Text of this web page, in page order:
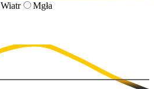
Wiatr Mgła